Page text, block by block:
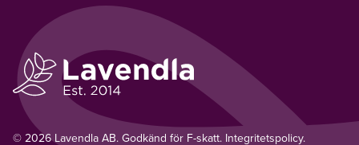
© 2026 Lavendla AB. Godkänd för F-skatt. Integritetspolicy.